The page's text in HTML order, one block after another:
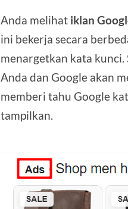
Anda melihat iklan
ini bekerja secara
menargetkan kata
Anda dan Google akan
memberi tahu Google
tampilkan.